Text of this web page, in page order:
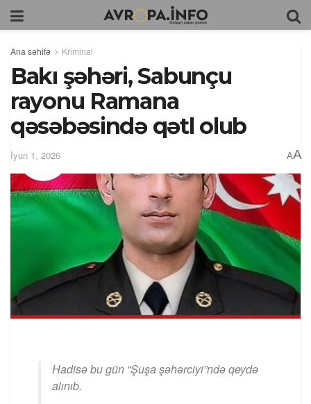
Ana səhifə Kriminal
Bakı şəhəri, Sabunçu
rayonu Ramana
qəsəbəsində qətl olub
İyun 1, 2026 AA
Hadisə bu gün “Şuşa şəhərciyi”ndə qeydə
alınıb.